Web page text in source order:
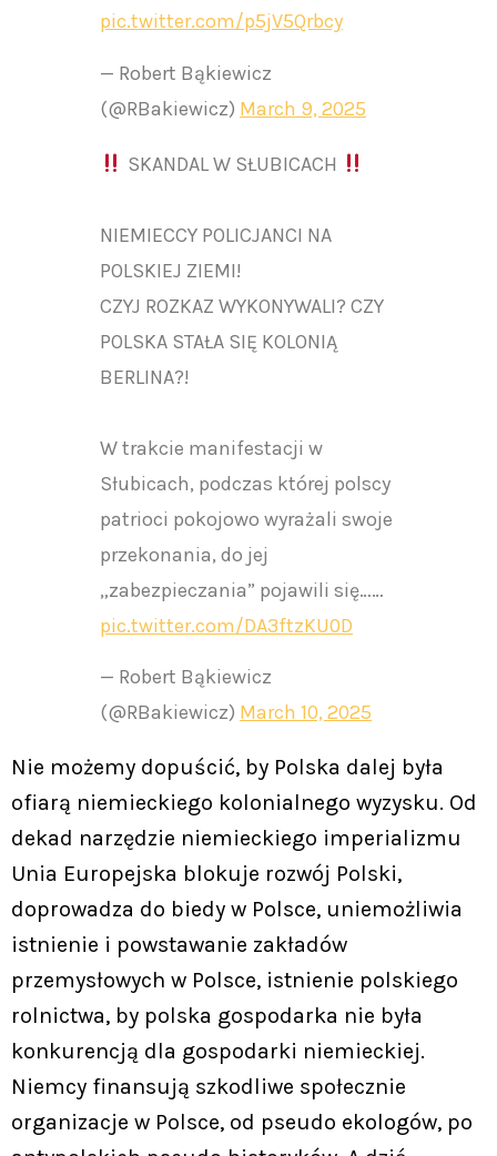
pic.twitter.com/p5jV5Qrbcy
— Robert Bąkiewicz
(@RBakiewicz) March 9, 2025
SKANDAL W SŁUBICACH
NIEMIECCY POLICJANCI NA
POLSKIEJ ZIEMI!
CZYJ ROZKAZ WYKONYWALI? CZY
POLSKA STAŁA SIĘ KOLONIĄ
BERLINA?!
W trakcie manifestacji w
Słubicach, podczas której polscy
patrioci pokojowo wyrażali swoje
przekonania, do jej
„zabezpieczania” pojawili się……
pic.twitter.com/DA3ftzKU0D
— Robert Bąkiewicz
(@RBakiewicz) March 10, 2025
Nie możemy dopuścić, by Polska dalej była
ofiarą niemieckiego kolonialnego wyzysku. Od
dekad narzędzie niemieckiego imperializmu
Unia Europejska blokuje rozwój Polski,
doprowadza do biedy w Polsce, uniemożliwia
istnienie i powstawanie zakładów
przemysłowych w Polsce, istnienie polskiego
rolnictwa, by polska gospodarka nie była
konkurencją dla gospodarki niemieckiej.
Niemcy finansują szkodliwe społecznie
organizacje w Polsce, od pseudo ekologów, po